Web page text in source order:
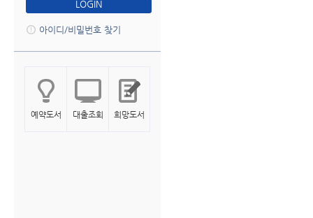
LOGIN
아이디/비밀번호 찾기
예약도서 대출조회 희망도서